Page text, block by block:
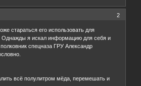
2
стараться его использовать для
Однажды я искал информацию для себя и
спецназа ГРУ Александр
всё полулитром мёда, перемешать и